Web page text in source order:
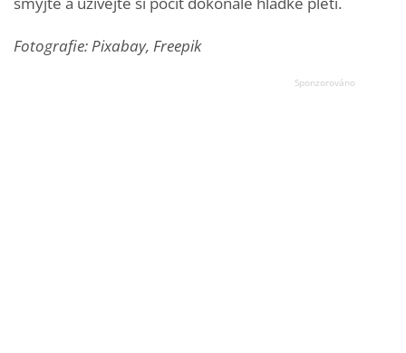
Fotografie: Pixabay, Freepik